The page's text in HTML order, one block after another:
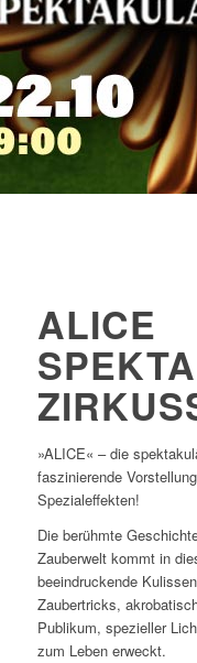
ALICE
»ALICE« – die
faszinierende
Spezialeffekten!
Die berühmte
Zauberwelt kommt in
beeindruckende
Zaubertricks,
Publikum, spezieller
zum Leben erweckt.